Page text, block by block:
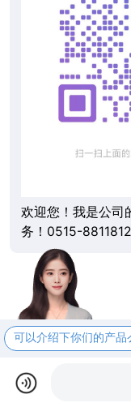
欢迎您！我是公司
务！0515-
可以介绍下你们的产品